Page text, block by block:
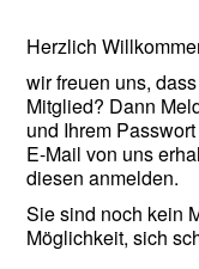
Herzlich
wir freuen uns,
Mitglied? Dann
und Ihrem
E-Mail von uns
diesen anmelden.
Sie sind noch kein
Möglichkeit, sich